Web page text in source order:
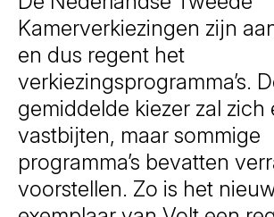
Kamerverkiezingen zijn
en dus regent het
verkiezingsprogramma’s.
gemiddelde kiezer zal zich
vastbijten, maar sommige
programma’s bevatten
voorstellen. Zo is het